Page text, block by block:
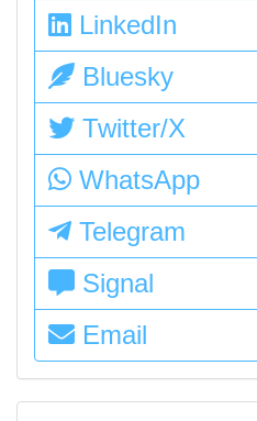
LinkedIn
Bluesky
Twitter/X
WhatsApp
Telegram
Signal
Email